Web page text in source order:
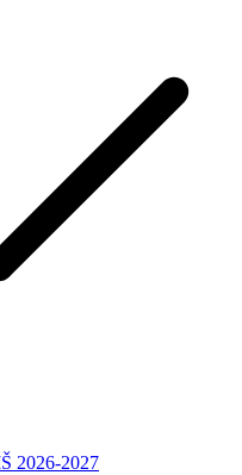
2026-2027